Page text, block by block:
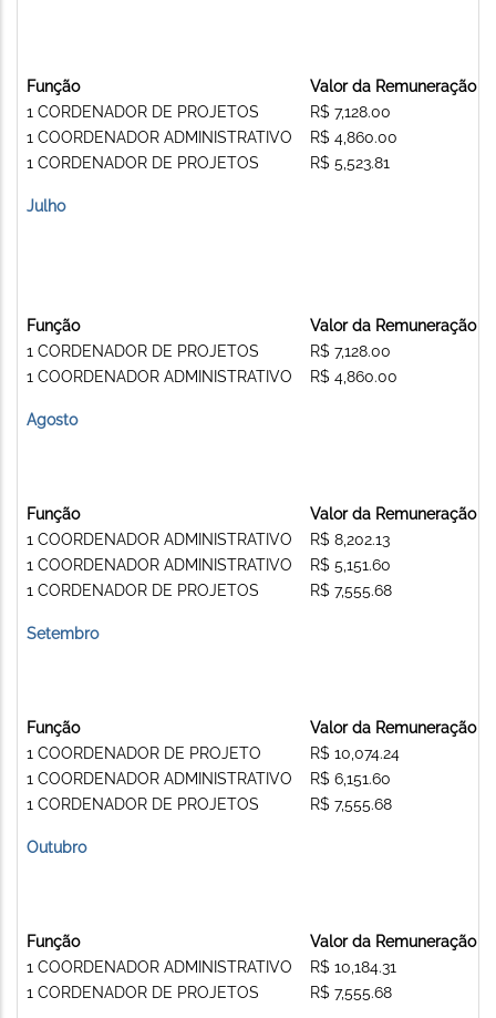
Função
1 CORDENADOR DE PROJETOS
1 COORDENADOR ADMINISTRATIVO
1 CORDENADOR DE PROJETOS
Valor da Remuneração
R$ 7,128.00
R$ 4,860.00
R$ 5,523.81
Julho
Função
1 CORDENADOR DE PROJETOS
1 COORDENADOR ADMINISTRATIVO
Valor da Remuneração
R$ 7,128.00
R$ 4,860.00
Agosto
Função
1 COORDENADOR ADMINISTRATIVO
1 COORDENADOR ADMINISTRATIVO
1 CORDENADOR DE PROJETOS
Valor da Remuneração
R$ 8,202.13
R$ 5,151.60
R$ 7,555.68
Setembro
Função
1 COORDENADOR DE PROJETO
1 COORDENADOR ADMINISTRATIVO
1 CORDENADOR DE PROJETOS
Valor da Remuneração
R$ 10,074.24
R$ 6,151.60
R$ 7,555.68
Outubro
Função
1 COORDENADOR ADMINISTRATIVO
1 CORDENADOR DE PROJETOS
Valor da Remuneração
R$ 10,184.31
R$ 7,555.68